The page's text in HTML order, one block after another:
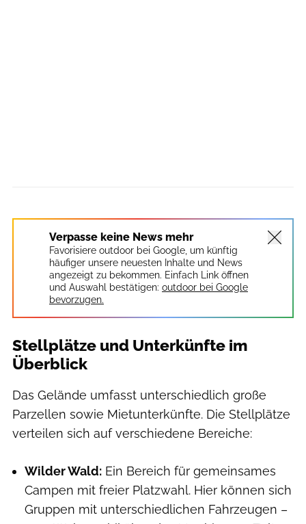
Verpasse keine News mehr
Favorisiere outdoor bei Google, um künftig
häufiger unsere neuesten Inhalte und News
angezeigt zu bekommen. Einfach Link öffnen
und Auswahl bestätigen: outdoor bei Google
bevorzugen.
Stellplätze und Unterkünfte im
Überblick
Das Gelände umfasst unterschiedlich große
Parzellen sowie Mietunterkünfte. Die Stellplätze
verteilen sich auf verschiedene Bereiche:
Wilder Wald: Ein Bereich für gemeinsames
Campen mit freier Platzwahl. Hier können sich
Gruppen mit unterschiedlichen Fahrzeugen –